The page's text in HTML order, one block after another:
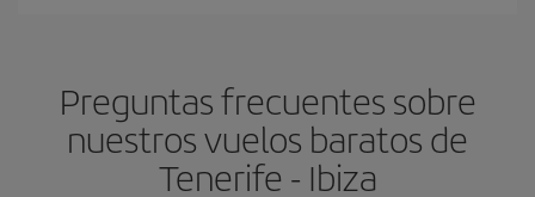
Preguntas frecuentes sobre
nuestros vuelos baratos de
Tenerife - Ibiza